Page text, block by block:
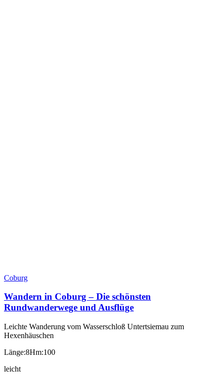
Coburg
Wandern in Coburg – Die schönsten
Rundwanderwege und Ausflüge
Leichte Wanderung vom Wasserschloß Untertsiemau zum
Hexenhäuschen
Länge:8Hm:100
leicht